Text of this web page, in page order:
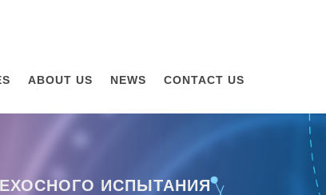
ABOUT US NEWS CONTACT US
ИСПЫТАНИЯ